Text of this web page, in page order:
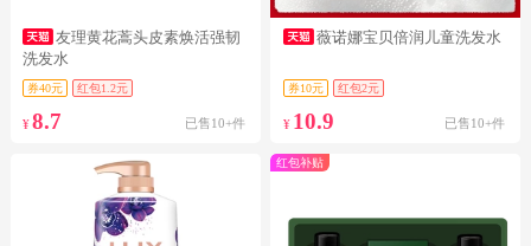
友理黄花蒿头皮素焕活强韧
洗发水
券40元 红包1.2元
¥ 8.7 已售10+件
薇诺娜宝贝倍润儿童洗发水
券10元 红包2元
¥ 10.9 已售10+件
红包补贴